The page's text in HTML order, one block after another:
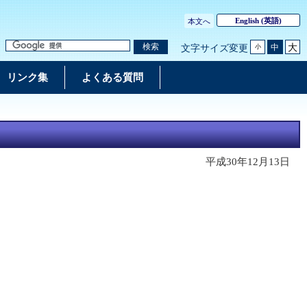
本文へ English(英語)
検索 文字サイズ変更 小 中 大
リンク集 よくある質問
平成30年12月13日